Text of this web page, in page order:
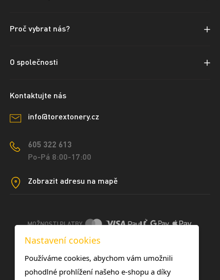
Proč vybrat nás?
O společnosti
Kontaktujte nás
info@torextonery.cz
605 322 613
Po-Pá 8:00-17:00
Zobrazit adresu na mapě
MOŽNOSTI PLATBY
DOPRAVNÍ METODY
Nastavení cookies
Používáme cookies, abychom vám umožnili
pohodlné prohlížení našeho e-shopu a díky